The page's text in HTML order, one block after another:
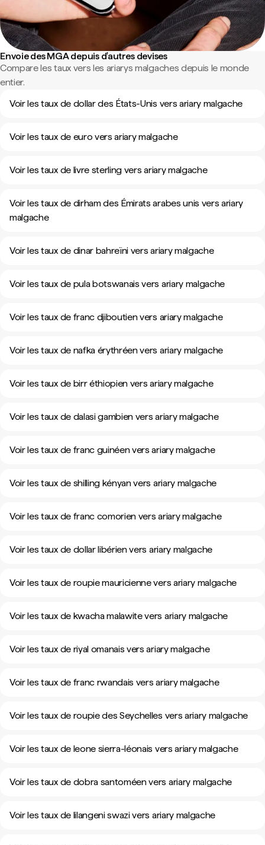
Envoie des MGA depuis d'autres devises
Compare les taux vers les ariarys malgaches depuis le monde
entier.
Voir les taux de dollar des États-Unis vers ariary malgache
Voir les taux de euro vers ariary malgache
Voir les taux de livre sterling vers ariary malgache
Voir les taux de dirham des Émirats arabes unis vers ariary
malgache
Voir les taux de dinar bahreïni vers ariary malgache
Voir les taux de pula botswanais vers ariary malgache
Voir les taux de franc djiboutien vers ariary malgache
Voir les taux de nafka érythréen vers ariary malgache
Voir les taux de birr éthiopien vers ariary malgache
Voir les taux de dalasi gambien vers ariary malgache
Voir les taux de franc guinéen vers ariary malgache
Voir les taux de shilling kényan vers ariary malgache
Voir les taux de franc comorien vers ariary malgache
Voir les taux de dollar libérien vers ariary malgache
Voir les taux de roupie mauricienne vers ariary malgache
Voir les taux de kwacha malawite vers ariary malgache
Voir les taux de riyal omanais vers ariary malgache
Voir les taux de franc rwandais vers ariary malgache
Voir les taux de roupie des Seychelles vers ariary malgache
Voir les taux de leone sierra-léonais vers ariary malgache
Voir les taux de dobra santoméen vers ariary malgache
Voir les taux de lilangeni swazi vers ariary malgache